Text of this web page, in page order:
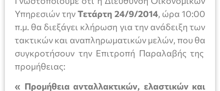
Υπηρεσιών τηνΤετάρτη 24/9/2014, ώρα 10:00
π.μ. θα διεξάγει κλήρωση για την ανάδειξη των
τακτικών και αναπληρωματικών μελών, που θα
συγκροτήσουν την Επιτροπή Παραλαβής της
προμήθειας:
« Προμήθεια ανταλλακτικών, ελαστικών και